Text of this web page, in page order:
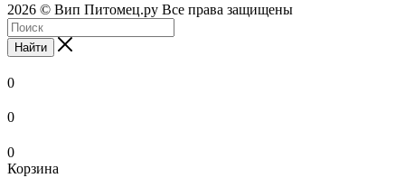
2026 © Вип Питомец.ру Все права защищены
Найти
0
0
0
Корзина